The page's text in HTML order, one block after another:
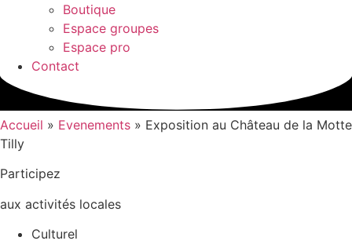
Boutique
Espace groupes
Espace pro
Contact
Accueil » Evenements » Exposition au Château de la Motte
Tilly
Participez
aux activités locales
Culturel